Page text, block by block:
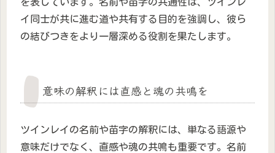
イ同士が共に進む道や共有する目的を強調し、彼ら
の結びつきをより一層深める役割を果たします。
意味の解釈には直感と魂の共鳴を
ツインレイの名前や苗字の解釈には、単なる語源や
意味だけでなく、直感や魂の共鳴も重要です。名前